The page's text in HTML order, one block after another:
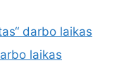
darbo laikas
laikas